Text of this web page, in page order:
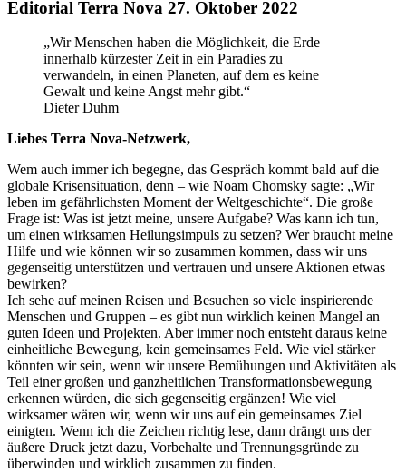
Editorial Terra Nova 27. Oktober 2022
„Wir Menschen haben die Möglichkeit, die Erde
innerhalb kürzester Zeit in ein Paradies zu
verwandeln, in einen Planeten, auf dem es keine
Gewalt und keine Angst mehr gibt.“
Dieter Duhm
Liebes Terra Nova-Netzwerk,
Wem auch immer ich begegne, das Gespräch kommt bald auf die
globale Krisensituation, denn – wie Noam Chomsky sagte: „Wir
leben im gefährlichsten Moment der Weltgeschichte“. Die große
Frage ist: Was ist jetzt meine, unsere Aufgabe? Was kann ich tun,
um einen wirksamen Heilungsimpuls zu setzen? Wer braucht meine
Hilfe und wie können wir so zusammen kommen, dass wir uns
gegenseitig unterstützen und vertrauen und unsere Aktionen etwas
bewirken?
Ich sehe auf meinen Reisen und Besuchen so viele inspirierende
Menschen und Gruppen – es gibt nun wirklich keinen Mangel an
guten Ideen und Projekten. Aber immer noch entsteht daraus keine
einheitliche Bewegung, kein gemeinsames Feld. Wie viel stärker
könnten wir sein, wenn wir unsere Bemühungen und Aktivitäten als
Teil einer großen und ganzheitlichen Transformationsbewegung
erkennen würden, die sich gegenseitig ergänzen! Wie viel
wirksamer wären wir, wenn wir uns auf ein gemeinsames Ziel
einigten. Wenn ich die Zeichen richtig lese, dann drängt uns der
äußere Druck jetzt dazu, Vorbehalte und Trennungsgründe zu
überwinden und wirklich zusammen zu finden.